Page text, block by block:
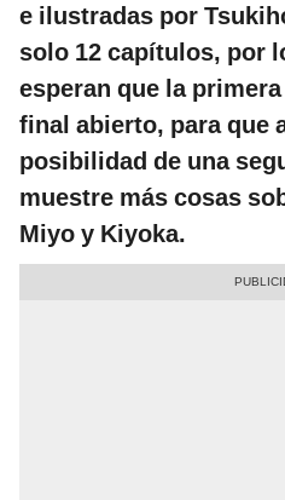
e ilustradas por
solo 12 capítulos, por
esperan que la
final abierto, para que
posibilidad de una
muestre más cosas
Miyo y Kiyoka.